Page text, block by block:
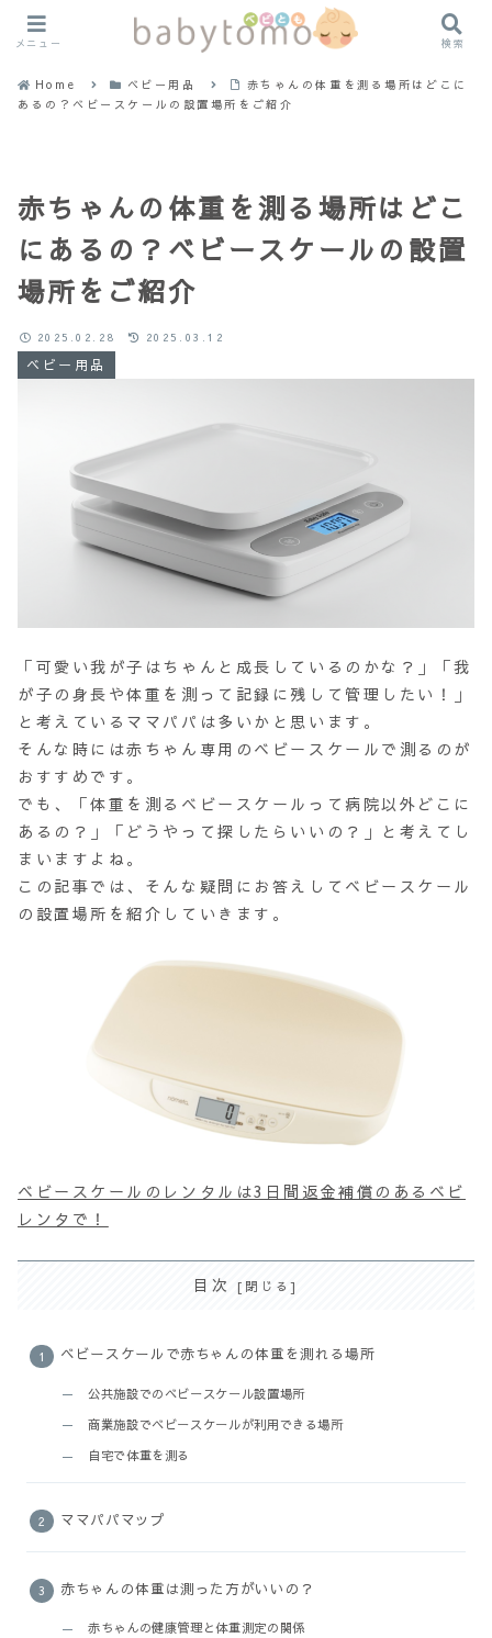
Home ベビー用品
赤ちゃんの体重を測る場所はどこに
あるの？ベビースケールの設置場所をご紹介
赤ちゃんの体重を測る場所はどこ
にあるの？ベビースケールの設置
場所をご紹介
ベビー用品
2025.02.28 2025.03.12
「可愛い我が子はちゃんと成長しているのかな？」「我
が子の身長や体重を測って記録に残して管理したい！」
と考えているママパパは多いかと思います。
そんな時には赤ちゃん専用のベビースケールで測るのが
おすすめです。
でも、「体重を測るベビースケールって病院以外どこに
あるの？」「どうやって探したらいいの？」と考えてし
まいますよね。
この記事では、そんな疑問にお答えしてベビースケール
の設置場所を紹介していきます。
ベビースケールのレンタルは3日間返金補償のあるベビ
レンタで！
目次
ベビースケールで赤ちゃんの体重を測れる場所
公共施設でのベビースケール設置場所
商業施設でベビースケールが利用できる場所
自宅で体重を測る
ママパパマップ
赤ちゃんの体重は測った方がいいの？
赤ちゃんの健康管理と体重測定の関係
メニュー 検索